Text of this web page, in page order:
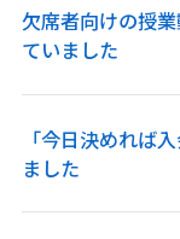
欠席者向けの授
ていました
「今日決めれば
ました